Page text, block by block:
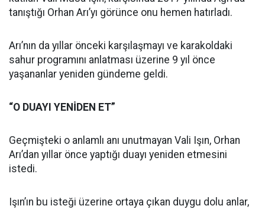
tanıştığı Orhan Arı’yı görünce onu hemen hatırladı.
Arı’nın da yıllar önceki karşılaşmayı ve karakoldaki
sahur programını anlatması üzerine 9 yıl önce
yaşananlar yeniden gündeme geldi.
“O DUAYI YENİDEN ET”
Geçmişteki o anlamlı anı unutmayan Vali Işın, Orhan
Arı’dan yıllar önce yaptığı duayı yeniden etmesini
istedi.
Işın’ın bu isteği üzerine ortaya çıkan duygu dolu anlar,